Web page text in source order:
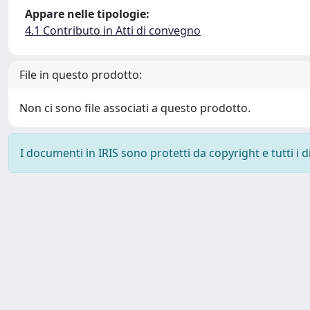
Appare nelle tipologie:
4.1 Contributo in Atti di convegno
File in questo prodotto:
Non ci sono file associati a questo prodotto.
I documenti in IRIS sono protetti da copyright e tutti i